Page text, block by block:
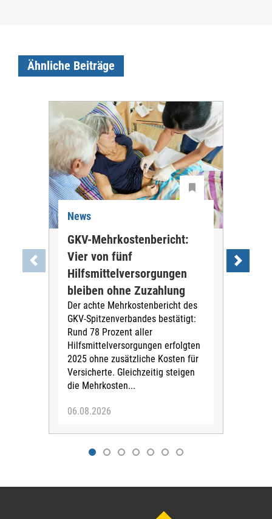
Ähnliche Beiträge
News
GKV-Mehrkostenbericht:
Vier von fünf
Hilfsmittelversorgungen
bleiben ohne Zuzahlung
Der achte Mehrkostenbericht des
GKV-Spitzenverbandes bestätigt:
Rund 78 Prozent aller
Hilfsmittelversorgungen erfolgten
2025 ohne zusätzliche Kosten für
Versicherte. Gleichzeitig steigen
die Mehrkosten...
06.08.2026